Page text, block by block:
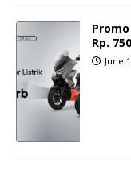
Rp.
June